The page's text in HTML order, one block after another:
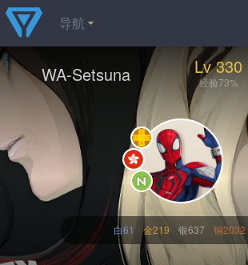
导航
WA-Setsuna Lv 330
经验73%
白61 金219 银637 铜2032